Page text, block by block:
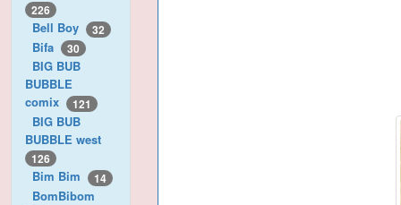
226
Bell Boy 32
Bifa 30
BIG BUB
BUBBLE
comix
121
BIG BUB
BUBBLE west
126
Bim Bim 14
BomBibom